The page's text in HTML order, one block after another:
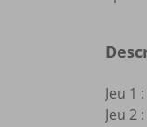
Jeu
Jeu